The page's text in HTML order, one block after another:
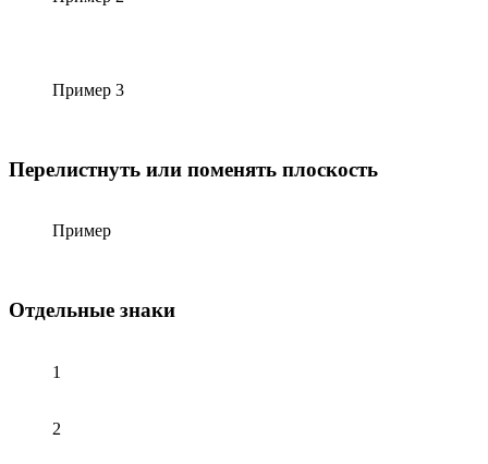
Пример 3
Перелистнуть или поменять плоскость
Пример
Отдельные знаки
1
2